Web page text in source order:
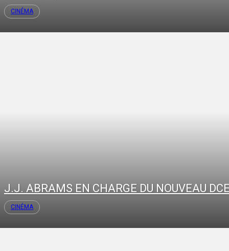
CINÉMA
J.J. ABRAMS EN CHARGE DU NOUVEAU
CINÉMA